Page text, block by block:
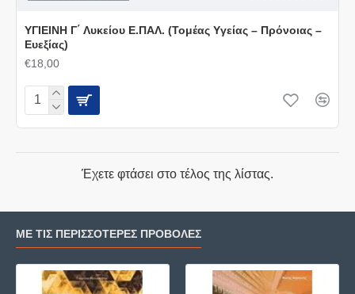
ΥΓΙΕΙΝΗ Γ΄ Λυκείου Ε.ΠΑΛ. (Τομέας Yγείας – Πρόνοιας –
Ευεξίας)
€18,00
Έχετε φτάσει στο τέλος της λίστας.
ΜΕ ΤΙΣ ΠΕΡΙΣΣΌΤΕΡΕΣ ΠΡΟΒΟΛΈΣ